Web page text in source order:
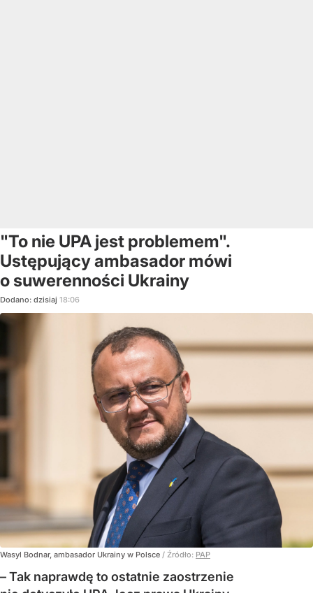
"To nie UPA jest problemem".
Ustępujący ambasador mówi
o suwerenności Ukrainy
Dodano: dzisiaj 18:06
Wasyl Bodnar, ambasador Ukrainy w Polsce / Źródło: PAP
– Tak naprawdę to ostatnie zaostrzenie